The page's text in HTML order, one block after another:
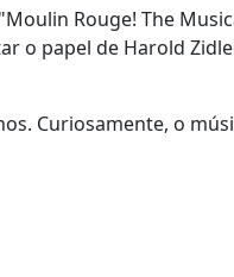
Rouge! The
o papel de Harold
Curiosamente, o